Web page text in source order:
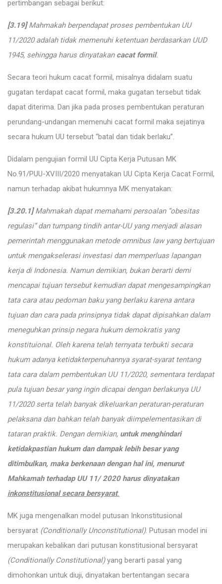
pertimbangan sebagai berikut:
[3.19]Mahmakah berpendapat proses pembentukan UU
11/2020 adalah tidak memenuhi ketentuan berdasarkan UUD
1945, sehingga harus dinyatakan cacat formil.
Secara teori hukum cacat formil, misalnya didalam suatu
gugatan terdapat cacat formil, maka gugatan tersebut tidak
dapat diterima. Dan jika pada proses pembentukan peraturan
perundang-undangan memenuhi cacat formil maka sejatinya
secara hukum UU tersebut “batal dan tidak berlaku”.
Didalam pengujian formil UU Cipta Kerja Putusan MK
No.91/PUU-XVIII/2020 menyatakan UU Cipta Kerja Cacat Formil,
namun terhadap akibat hukumnya MK menyatakan:
[3.20.1]Mahmakah dapat memahami persoalan “obesitas
regulasi” dan tumpang tindih antar-UU yang menjadi alasan
pemerintah menggunakan metode omnibus law yang bertujuan
untuk mengakselerasi investasi dan memperluas lapangan
kerja di Indonesia. Namun demikian, bukan berarti demi
mencapai tujuan tersebut kemudian dapat mengesampingkan
tata cara atau pedoman baku yang berlaku karena antara
tujuan dan cara pada prinsipnya tidak dapat dipisahkan dalam
meneguhkan prinsip negara hukum demokratis yang
konstituional. Oleh karena telah ternyata terbukti secara
hukum adanya ketidakterpenuhannya syarat-syarat tentang
tata cara dalam pembentukan UU 11/2020, sementara terdapat
pula tujuan besar yang ingin dicapai dengan berlakunya UU
11/2020 serta telah banyak dikeluarkan peraturan-peraturan
pelaksana dan bahkan telah banyak diimpelementasikan di
tataran praktik. Dengan demikian, untuk menghindari
ketidakpastian hukum dan dampak lebih besar yang
ditimbulkan, maka berkenaan dengan hal ini, menurut
Mahkamah terhadap UU 11/ 2020 harus dinyatakan
inkonstitusional secara bersyarat.
MK juga mengenalkan model putusan Inkonstitusional
bersyarat (Conditionally Unconstitutional). Putusan model ini
merupakan kebalikan dari putusan konstitusional bersyarat
(Conditionally Constitutional)yang berarti pasal yang
dimohonkan untuk diuji, dinyatakan bertentangan secara